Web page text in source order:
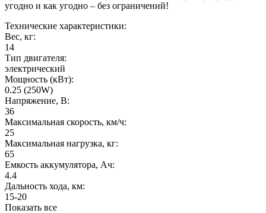
угодно и как угодно – без ограничений!
Технические характеристики:
Вес, кг:
14
Тип двигателя:
электрический
Мощность (кВт):
0.25 (250W)
Напряжение, В:
36
Максимальная скорость, км/ч:
25
Максимальная нагрузка, кг:
65
Емкость аккумулятора, Ач:
4.4
Дальность хода, км:
15-20
Показать все